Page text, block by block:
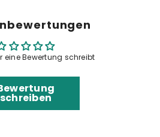
eine Bewertung schreibt
schreiben